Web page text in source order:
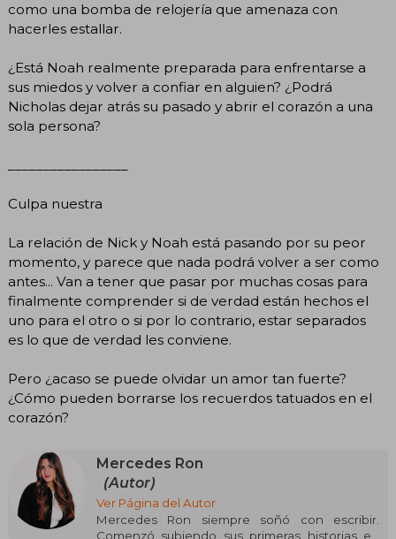
como una bomba de relojería que amenaza con
hacerles estallar.
¿Está Noah realmente preparada para enfrentarse a
sus miedos y volver a confiar en alguien? ¿Podrá
Nicholas dejar atrás su pasado y abrir el corazón a una
sola persona?
Culpa nuestra
La relación de Nick y Noah está pasando por su peor
momento, y parece que nada podrá volver a ser como
antes... Van a tener que pasar por muchas cosas para
finalmente comprender si de verdad están hechos el
uno para el otro o si por lo contrario, estar separados
es lo que de verdad les conviene.
Pero ¿acaso se puede olvidar un amor tan fuerte?
¿Cómo pueden borrarse los recuerdos tatuados en el
corazón?
Mercedes Ron
(Autor)
Ver Página del Autor
Mercedes Ron siempre soñó con escribir.
Comenzó subiendo sus primeras historias en